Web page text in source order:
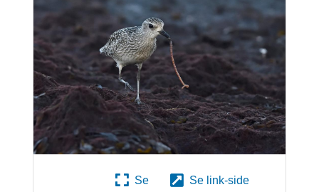
Se
Se link-side